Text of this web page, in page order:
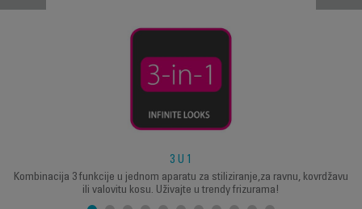
3 U 1
Kombinacija 3 funkcije u jednom aparatu za stiliziranje,za ravnu, kovrdžavu
ili valovitu kosu. Uživajte u trendy frizurama!